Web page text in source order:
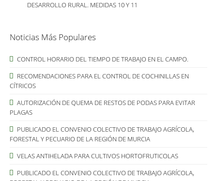
DESARROLLO RURAL. MEDIDAS 10 Y 11
Noticias Más Populares
CONTROL HORARIO DEL TIEMPO DE TRABAJO EN EL CAMPO.
RECOMENDACIONES PARA EL CONTROL DE COCHINILLAS EN
CÍTRICOS
AUTORIZACIÓN DE QUEMA DE RESTOS DE PODAS PARA EVITAR
PLAGAS
PUBLICADO EL CONVENIO COLECTIVO DE TRABAJO AGRÍCOLA,
FORESTAL Y PECUARIO DE LA REGIÓN DE MURCIA
VELAS ANTIHELADA PARA CULTIVOS HORTOFRUTICOLAS
PUBLICADO EL CONVENIO COLECTIVO DE TRABAJO AGRÍCOLA,